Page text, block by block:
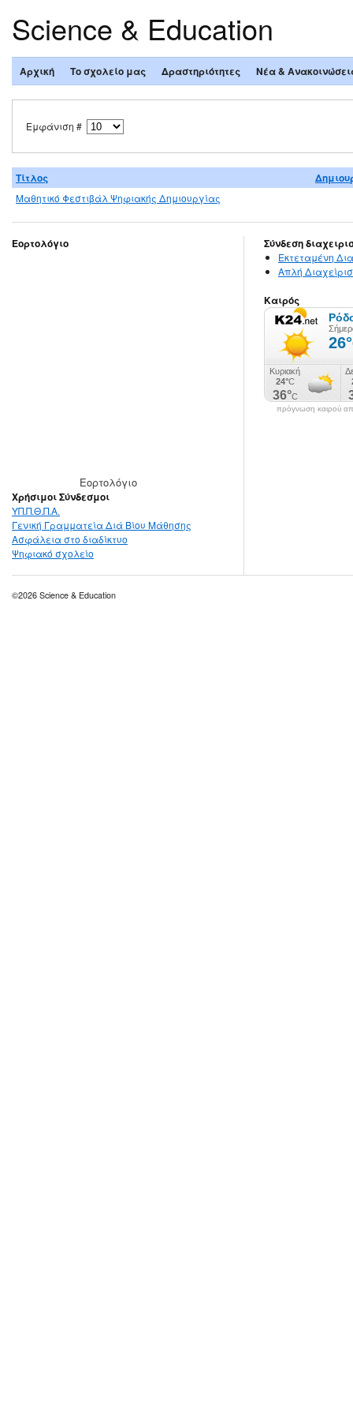
Science & Education
Αρχική Το σχολείο μας Δραστηριότητες Νέα &
Εμφάνιση #
Τίτλος
Μαθητικό Φεστιβάλ Ψηφιακής Δημιουργίας
Εορτολόγιο
Εορτολόγιο
Χρήσιμοι Σύνδεσμοι
ΥΠ.Π.Θ.Π.Α.
Γενική Γραμματεία Διά Βίου Μάθησης
Ασφάλεια στο διαδίκτυο
Ψηφιακό σχολείο
Σύνδεση
Εκτεταμένη
Απλή
Καιρός
πρόγνωση καιρού
©2026 Science & Education